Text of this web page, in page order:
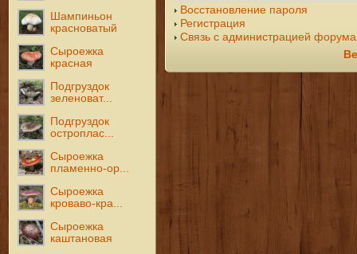
Шампиньон
красноватый
Сыроежка
красная
Подгруздок
зеленоват...
Подгруздок
остроплас...
Сыроежка
пламенно-ор...
Сыроежка
кроваво-кра...
Сыроежка
каштановая
Восстановление пароля
Регистрация
Связь с администрацией форума